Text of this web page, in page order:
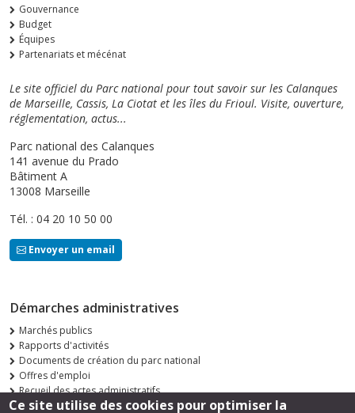
Gouvernance
Budget
Équipes
Partenariats et mécénat
Le site officiel du Parc national pour tout savoir sur les Calanques
de Marseille, Cassis, La Ciotat et les îles du Frioul. Visite, ouverture,
réglementation, actus...
Parc national des Calanques
141 avenue du Prado
Bâtiment A
13008 Marseille
Tél. : 04 20 10 50 00
Envoyer un email
Démarches administratives
Marchés publics
Rapports d'activités
Documents de création du parc national
Offres d'emploi
Recueil des actes administratifs
Consultations publiques
Ce site utilise des cookies pour optimiser la